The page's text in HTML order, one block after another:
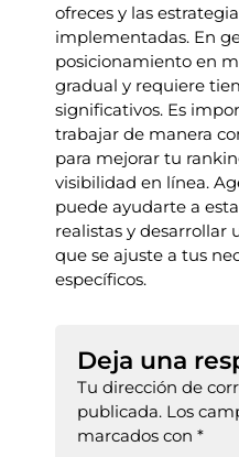
ofreces y las
implementadas. En
posicionamiento en
gradual y requiere
significativos. Es
trabajar de manera
para mejorar tu
visibilidad en línea.
puede ayudarte a
realistas y desarrollar
que se ajuste a tus
específicos.
Deja una
Tu dirección de
publicada. Los
marcados con *